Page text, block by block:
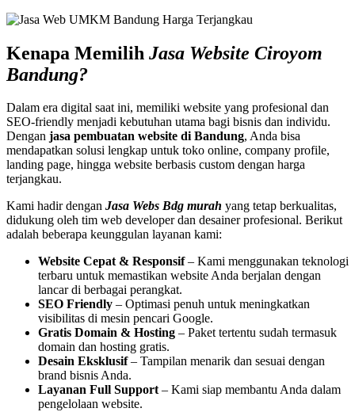
Kenapa Memilih Jasa Website Ciroyom
Bandung?
Dalam era digital saat ini, memiliki website yang profesional dan
SEO-friendly menjadi kebutuhan utama bagi bisnis dan individu.
Dengan jasa pembuatan website di Bandung, Anda bisa
mendapatkan solusi lengkap untuk toko online, company profile,
landing page, hingga website berbasis custom dengan harga
terjangkau.
Kami hadir dengan Jasa Webs Bdg murah yang tetap berkualitas,
didukung oleh tim web developer dan desainer profesional. Berikut
adalah beberapa keunggulan layanan kami:
Website Cepat & Responsif– Kami menggunakan teknologi
terbaru untuk memastikan website Anda berjalan dengan
lancar di berbagai perangkat.
SEO Friendly – Optimasi penuh untuk meningkatkan
visibilitas di mesin pencari Google.
Gratis Domain & Hosting – Paket tertentu sudah termasuk
domain dan hosting gratis.
Desain Eksklusif– Tampilan menarik dan sesuai dengan
brand bisnis Anda.
Layanan Full Support– Kami siap membantu Anda dalam
pengelolaan website.